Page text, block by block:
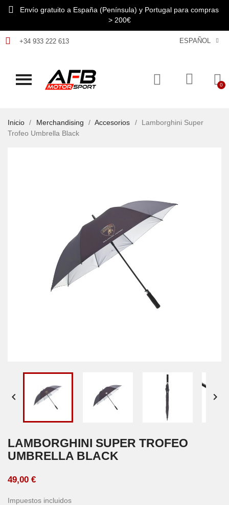
Envío gratuito a España (Península) y Portugal para compras
> 200€
+34 933 222 613 ESPAÑOL
Inicio Merchandising Accesorios
Lamborghini Super
Trofeo Umbrella Black
 
LAMBORGHINI SUPER TROFEO
UMBRELLA BLACK
49,00 €
Impuestos incluidos